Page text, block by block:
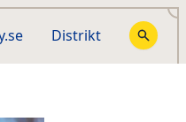
Distrikt